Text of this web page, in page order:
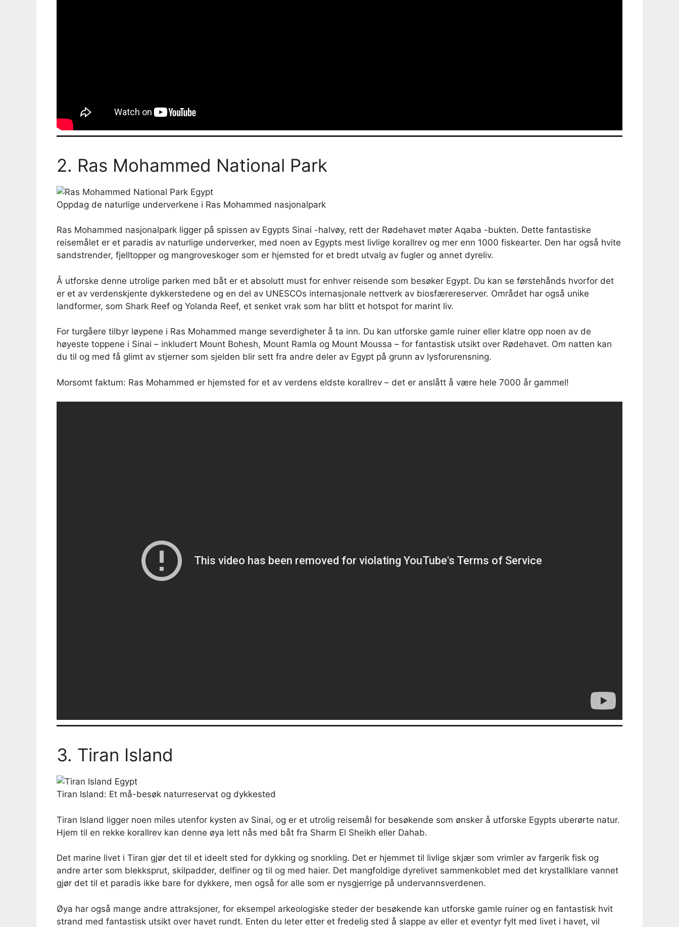
2. Ras Mohammed National Park
Oppdag de naturlige underverkene i Ras Mohammed nasjonalpark
Ras Mohammed nasjonalpark ligger på spissen av Egypts Sinai -halvøy, rett der Rødehavet møter Aqaba -bukten. Dette fantastiske
reisemålet er et paradis av naturlige underverker, med noen av Egypts mest livlige korallrev og mer enn 1000 fiskearter. Den har også hvite
sandstrender, fjelltopper og mangroveskoger som er hjemsted for et bredt utvalg av fugler og annet dyreliv.
Å utforske denne utrolige parken med båt er et absolutt must for enhver reisende som besøker Egypt. Du kan se førstehånds hvorfor det
er et av verdenskjente dykkerstedene og en del av UNESCOs internasjonale nettverk av biosfærereserver. Området har også unike
landformer, som Shark Reef og Yolanda Reef, et senket vrak som har blitt et hotspot for marint liv.
For turgåere tilbyr løypene i Ras Mohammed mange severdigheter å ta inn. Du kan utforske gamle ruiner eller klatre opp noen av de
høyeste toppene i Sinai – inkludert Mount Bohesh, Mount Ramla og Mount Moussa – for fantastisk utsikt over Rødehavet. Om natten kan
du til og med få glimt av stjerner som sjelden blir sett fra andre deler av Egypt på grunn av lysforurensning.
Morsomt faktum: Ras Mohammed er hjemsted for et av verdens eldste korallrev – det er anslått å være hele 7000 år gammel!
3. Tiran Island
Tiran Island: Et må-besøk naturreservat og dykkested
Tiran Island ligger noen miles utenfor kysten av Sinai, og er et utrolig reisemål for besøkende som ønsker å utforske Egypts uberørte natur.
Hjem til en rekke korallrev kan denne øya lett nås med båt fra Sharm El Sheikh eller Dahab.
Det marine livet i Tiran gjør det til et ideelt sted for dykking og snorkling. Det er hjemmet til livlige skjær som vrimler av fargerik fisk og
andre arter som blekksprut, skilpadder, delfiner og til og med haier. Det mangfoldige dyrelivet sammenkoblet med det krystallklare vannet
gjør det til et paradis ikke bare for dykkere, men også for alle som er nysgjerrige på undervannsverdenen.
Øya har også mange andre attraksjoner, for eksempel arkeologiske steder der besøkende kan utforske gamle ruiner og en fantastisk hvit
strand med fantastisk utsikt over havet rundt. Enten du leter etter et fredelig sted å slappe av eller et eventyr fylt med livet i havet, vil